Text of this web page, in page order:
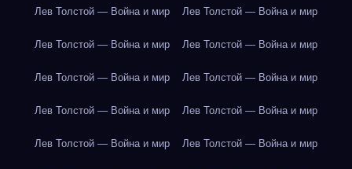
Лев Толстой — Война и мир Лев Толстой — Война и мир
Лев Толстой — Война и мир Лев Толстой — Война и мир
Лев Толстой — Война и мир Лев Толстой — Война и мир
Лев Толстой — Война и мир Лев Толстой — Война и мир
Лев Толстой — Война и мир Лев Толстой — Война и мир